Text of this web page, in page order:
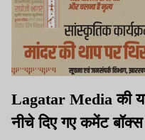
Lagatar Media की
नीचे दिए गए कमेंट